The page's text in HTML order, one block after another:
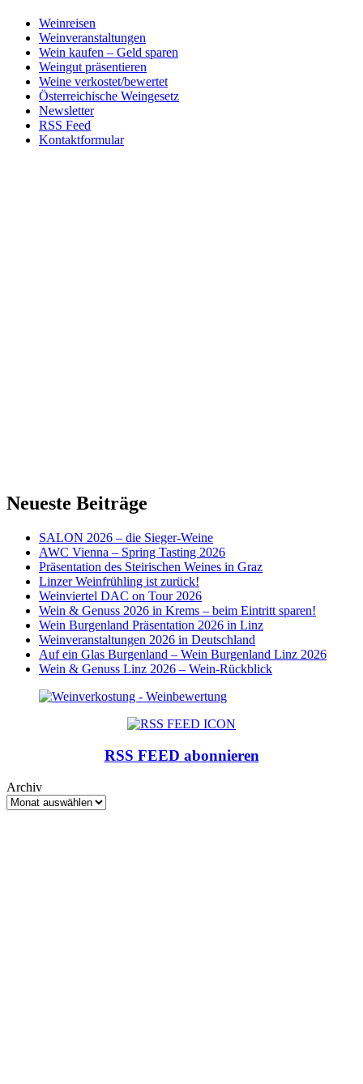
Weinreisen
Weinveranstaltungen
Wein kaufen – Geld sparen
Weingut präsentieren
Weine verkostet/bewertet
Österreichische Weingesetz
Newsletter
RSS Feed
Kontaktformular
Neueste Beiträge
SALON 2026 – die Sieger-Weine
AWC Vienna – Spring Tasting 2026
Präsentation des Steirischen Weines in Graz
Linzer Weinfrühling ist zurück!
Weinviertel DAC on Tour 2026
Wein & Genuss 2026 in Krems – beim Eintritt sparen!
Wein Burgenland Präsentation 2026 in Linz
Weinveranstaltungen 2026 in Deutschland
Auf ein Glas Burgenland – Wein Burgenland Linz 2026
Wein & Genuss Linz 2026 – Wein-Rückblick
RSS FEED abonnieren
Archiv